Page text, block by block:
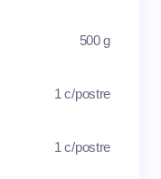
500 g
1 c/postre
1 c/postre